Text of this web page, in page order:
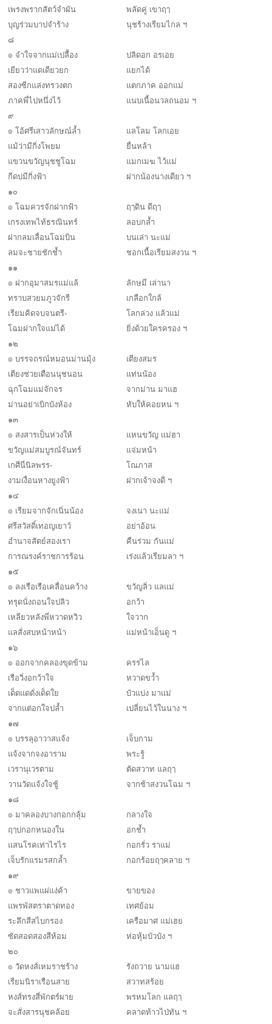
เพรงพรากสัตว์จำผัน
พลัดคู่ เขาฤๅ
บุญร่วมบาปจำร้าง
นุชร้างเรียมไกล ฯ
๘
๏ จำใจจากแม่เปลื้อง
ปลิดอก อรเอย
เยียวว่าแดเดียวยก
แยกได้
สองซีกแล่งทรวงตก
แตกภาค ออกแม่
ภาคพี่ไปหนึ่งไว้
แนบเนื้อนวลถนอม ฯ
๙
๏ โอ้ศรีเสาวลักษณ์ล้ำ
แลโลม โลกเอย
แม้ว่ามีกิ่งโพยม
ยื่นหล้า
แขวนขวัญนุชชูโฉม
แมกเมฆ ไว้แม่
กีดบ่มีกิ่งฟ้า
ฝากน้องนางเดียว ฯ
๑๐
๏ โฉมควรจักฝากฟ้า
ฤๅดิน ดีฤๅ
เกรงเทพไท้ธรณินทร์
ลอบกล้ำ
ฝากลมเลื่อนโฉมบิน
บนเล่า นะแม่
ลมจะชายชักช้ำ
ชอกเนื้อเรียมสงวน ฯ
๑๑
๏ ฝากอุมาสมรแม่แล้
ลักษมี เล่านา
ทราบสวยมภูวจักรี
เกลือกใกล้
เรียมคิดจบจนตรี-
โลกล่วง แล้วแม่
โฉมฝากใจแม่ได้
ยิ่งด้วยใครครอง ฯ
๑๒
๏ บรรจถรณ์หมอนม่านมุ้ง
เตียงสมร
เตียงช่วยเตือนนุชนอน
แท่นน้อง
ฉุกโฉมแม่จักจร
จากม่าน มาแฮ
ม่านอย่าเบิกบังห้อง
หับให้คอยหน ฯ
๑๓
๏ สงสารเป็นห่วงให้
แหนขวัญ แม่ฮา
ขวัญแม่สมบูรณ์จันทร์
แจ่มหน้า
เกศีนี่นิลพรร-
โณภาส
งามเงื่อนหางยูงฟ้า
ฝากเจ้าจงดี ฯ
๑๔
๏ เรียมจากจักเนิ่นน้อง
จงเนา นะแม่
ศรีสวัสดิ์เทอญเยาว์
อย่าอ้อน
อำนาจสัตย์สองเรา
คืนร่วม กันแม่
การณรงค์ราชการร้อน
เร่งแล้วเรียมลา ฯ
๑๕
๏ ลงเรือเรือเคลื่อนคว้าง
ขวัญลิ่ว แลแม่
ทรุดนั่งถอนใจปลิว
อกว้า
เหลียวหลังพี่หวาดหวิว
ใจวาก
แลสั่งสบหน้าหน้า
แม่หน้าเอ็นดู ฯ
๑๖
๏ ออกจากคลองขุดข้าม
ครรไล
เรือวิ่งอกว้าใจ
หวาดขว้ำ
เด็ดแดดั่งเด็ดใย
บัวแบ่ง มาแม่
จากแต่อกใจปล้ำ
เปลี่ยนไว้ในนาง ฯ
๑๗
๏ บรรลุอาวาสแจ้ง
เจ็บกาม
แจ้งจากจงอาราม
พระรู้
เวรานุเวรตาม
ตัดสวาท แลฤๅ
วานวัดแจ้งใจชู้
จากช้าสงวนโฉม ฯ
๑๘
๏ มาคลองบางกอกกลุ้ม
กลางใจ
ฤๅบ่กอกหนองใน
อกช้ำ
แสนโรคเท่าไรไร
กอกรั่ว ราแม่
เจ็บรักแรมรสกล้ำ
กอกร้อยฤๅคลาย ฯ
๑๙
๏ ชาวแพแผ่แง่ค้า
ขายของ
แพรพัสตราตาดทอง
เทศย้อม
ระลึกสีสไบกรอง
เครือมาศ แม่เฮย
ซัดสอดสองสีห้อม
ห่อหุ้มบัวบัง ฯ
๒๐
๏ วัดหงส์เหมราชร้าง
รังถวาย นามแฮ
เรียมนิราเรือนสาย
สวาทสร้อย
หงส์ทรงสี่พักตร์ผาย
พรหมโลก แลฤๅ
จะสั่งสารนุชคล้อย
คลาดท้าวไป่ทัน ฯ